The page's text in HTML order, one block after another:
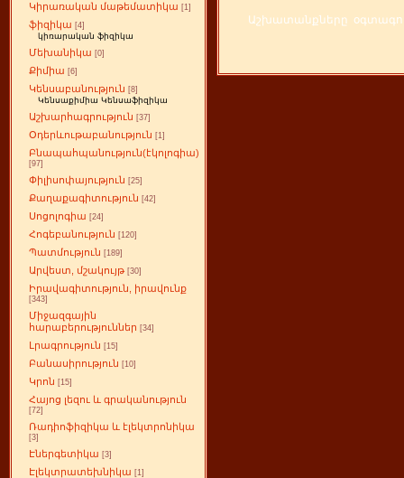
Կիրառական մաթեմատիկա [1]
ֆիզիկա [4]
կիռարական ֆիզիկա
Մեխանիկա [0]
Քիմիա [6]
Կենսաբանություն [8]
Կենսաքիմիա Կենսաֆիզիկա
Աշխարհագրություն [37]
Օդերևութաբանություն [1]
Բնապահպանություն(էկոլոգիա)
[97]
Փիլիսոփայություն [25]
Քաղաքագիտություն [42]
Սոցոլոգիա [24]
Հոգեբանություն [120]
Պատմություն [189]
Արվեստ, մշակույթ [30]
Իրավագիտություն, իրավունք
[343]
Միջազգային
հարաբերություններ [34]
Լրագրություն [15]
Բանասիրություն [10]
Կրոն [15]
Հայոց լեզու և գրականություն
[72]
Ռադիոֆիզիկա և էլեկտրոնիկա
[3]
Էներգետիկա [3]
Էլեկտրատեխնիկա [1]
Աշխատանքները